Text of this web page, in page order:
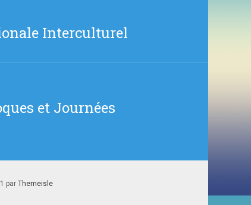
Interculturel
et Journées
par Themeisle